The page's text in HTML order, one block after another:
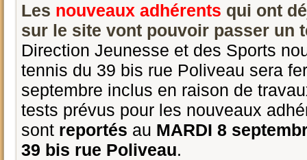
Les nouveaux adhérents qui ont
sur le site vont pouvoir passer un
Direction Jeunesse et des Sports
tennis du 39 bis rue Poliveau sera
septembre inclus en raison de
tests prévus pour les nouveaux
sont reportés au MARDI 8
39 bis rue Poliveau.